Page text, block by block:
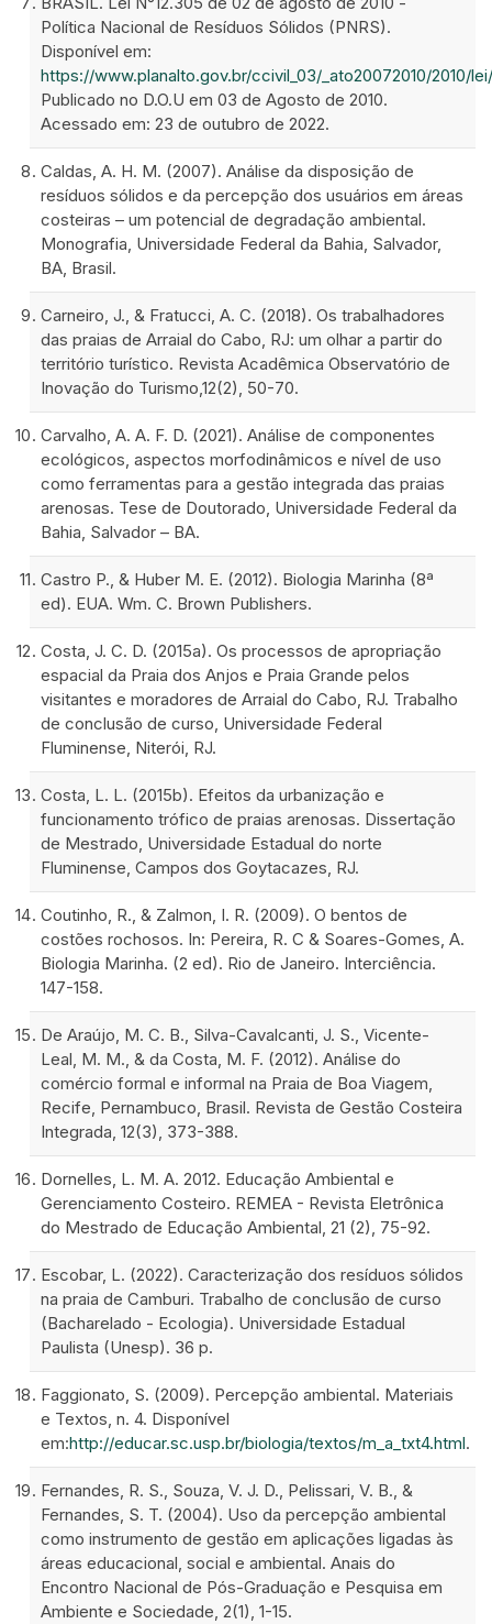
Política Nacional de Resíduos Sólidos (PNRS).
Disponível em:
https://www.planalto.gov.br/ccivil_03/_ato20072010/2010/
Publicado no D.O.U em 03 de Agosto de 2010.
Acessado em: 23 de outubro de 2022.
Caldas, A. H. M. (2007). Análise da disposição de
resíduos sólidos e da percepção dos usuários em áreas
costeiras – um potencial de degradação ambiental.
Monografia, Universidade Federal da Bahia, Salvador,
BA, Brasil.
Carneiro, J., & Fratucci, A. C. (2018). Os trabalhadores
das praias de Arraial do Cabo, RJ: um olhar a partir do
território turístico. Revista Acadêmica Observatório de
Inovação do Turismo,12(2), 50-70.
Carvalho, A. A. F. D. (2021). Análise de componentes
ecológicos, aspectos morfodinâmicos e nível de uso
como ferramentas para a gestão integrada das praias
arenosas. Tese de Doutorado, Universidade Federal da
Bahia, Salvador – BA.
Castro P., & Huber M. E. (2012). Biologia Marinha (8ª
ed). EUA. Wm. C. Brown Publishers.
Costa, J. C. D. (2015a). Os processos de apropriação
espacial da Praia dos Anjos e Praia Grande pelos
visitantes e moradores de Arraial do Cabo, RJ. Trabalho
de conclusão de curso, Universidade Federal
Fluminense, Niterói, RJ.
Costa, L. L. (2015b). Efeitos da urbanização e
funcionamento trófico de praias arenosas. Dissertação
de Mestrado, Universidade Estadual do norte
Fluminense, Campos dos Goytacazes, RJ.
Coutinho, R., & Zalmon, I. R. (2009). O bentos de
costões rochosos. In: Pereira, R. C & Soares-Gomes, A.
Biologia Marinha. (2 ed). Rio de Janeiro. Interciência.
147-158.
De Araújo, M. C. B., Silva-Cavalcanti, J. S., Vicente-
Leal, M. M., & da Costa, M. F. (2012). Análise do
comércio formal e informal na Praia de Boa Viagem,
Recife, Pernambuco, Brasil. Revista de Gestão Costeira
Integrada, 12(3), 373-388.
Dornelles, L. M. A. 2012. Educação Ambiental e
Gerenciamento Costeiro. REMEA - Revista Eletrônica
do Mestrado de Educação Ambiental, 21 (2), 75-92.
Escobar, L. (2022). Caracterização dos resíduos sólidos
na praia de Camburi. Trabalho de conclusão de curso
(Bacharelado - Ecologia). Universidade Estadual
Paulista (Unesp). 36 p.
Faggionato, S. (2009). Percepção ambiental. Materiais
e Textos, n. 4. Disponível
em:http://educar.sc.usp.br/biologia/textos/m_a_txt4.html.
Fernandes, R. S., Souza, V. J. D., Pelissari, V. B., &
Fernandes, S. T. (2004). Uso da percepção ambiental
como instrumento de gestão em aplicações ligadas às
áreas educacional, social e ambiental. Anais do
Encontro Nacional de Pós-Graduação e Pesquisa em
Ambiente e Sociedade, 2(1), 1-15.